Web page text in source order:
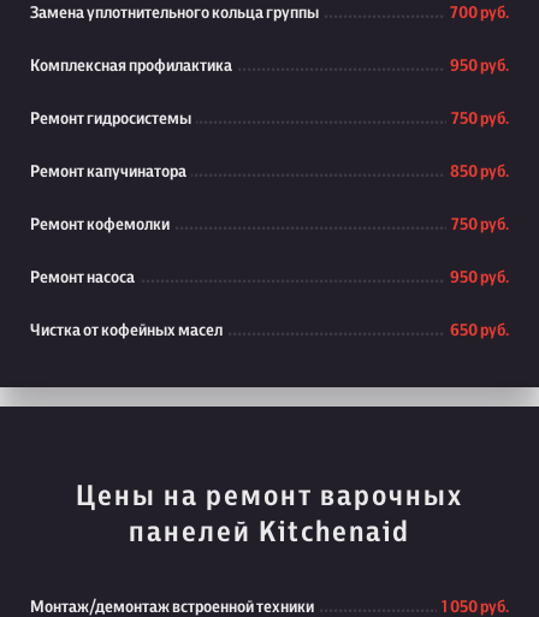
Замена уплотнительного кольца группы 700 руб.
Комплексная профилактика 950 руб.
Ремонт гидросистемы 750 руб.
Ремонт капучинатора 850 руб.
Ремонт кофемолки 750 руб.
Ремонт насоса 950 руб.
Чистка от кофейных масел 650 руб.
Цены на ремонт варочных
панелей Kitchenaid
Монтаж/демонтаж встроенной техники 1 050 руб.